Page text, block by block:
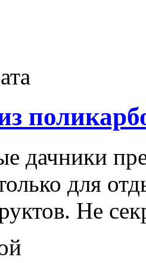
дачники
для
Не